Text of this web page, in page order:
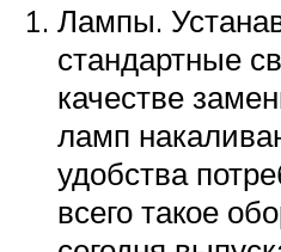
Лампы.
стандартные
качестве
ламп
удобства
всего такое